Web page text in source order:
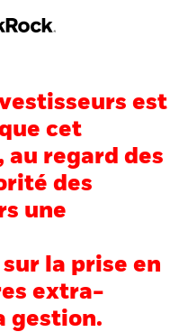
est
cet
au regard des
des
une
la prise en
extra-
gestion.